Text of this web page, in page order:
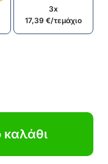
στην πλάτη, στο
και μειώνει
στην αφή
τον
3x
17,39€/τεμάχιο
καλάθι